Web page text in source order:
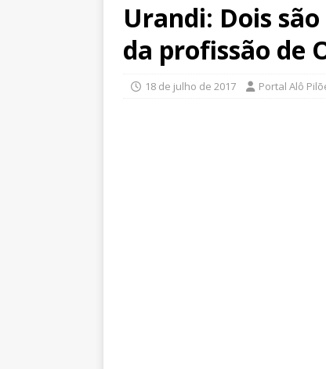
Urandi: Dois
da profissão de
18 de julho de 2017 Portal Alô